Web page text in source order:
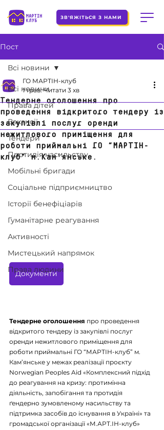
ЗВ'ЯЖІТЬСЯ З НАМИ
Пост
Всі новини
Права дітей
Вакансії
Тендери
Протидія насильству
Мобільні бригади
Соціальне підприємництво
Історії бенефіціарів
Гуманітарне реагування
Активності
Мистецький напрямок
Права людини
Всі новини
Тендерне оголошення про
проведення відкритого тендеру із
закупівлі послуг оренди
нежитлового приміщення для
роботи приймальні ГО “МАРТІН-
клуб” м.Кам’янське.
ГО МАРТІН-клуб
1 трав. Читати 3 хв
Документи
Тендерне оголошення про проведення
відкритого тендеру із закупівлі послуг
оренди нежитлового приміщення для
роботи приймальні ГО “МАРТІН-клуб” м.
Кам’янське у межах реалізації проєкту
Norwegian Peoples Aid «Комплексний підхід
до реагування на кризу: протимінна
діяльність, запобігання та протидія
ґендерно зумовленому насильству та
підтримка засобів до існування в Україні» та
громадської організації «М.АРТ.ІН-клуб»